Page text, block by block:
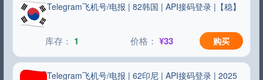
Telegram飞机号/电报 | 82韩国 | API接码登录 |【稳】
¥33
1 购买
Telegram飞机号/电报 | 62印尼 | API接码登录 | 2025